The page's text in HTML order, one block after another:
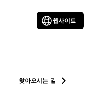
웹사이트
찾아오시는 길